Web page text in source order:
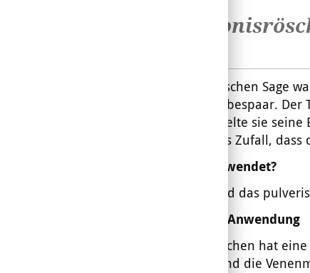
In der Griechischen Sage
Adonis ein Liebespaar.
Trost verwandelte sie
). Ist es Zufall,
Was wird verwendet?
Verwendet wird das
Wirkung und Anwendung
Das Adonisröschen hat
Herzmuskel und die